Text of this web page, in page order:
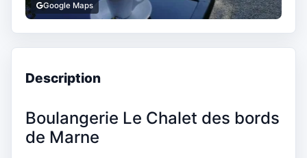
Google Maps
Description
Boulangerie Le Chalet des bords
de Marne